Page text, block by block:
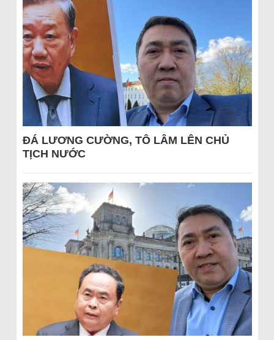
ĐÁ LƯƠNG CƯỜNG, TÔ LÂM LÊN CHỦ
TỊCH NƯỚC